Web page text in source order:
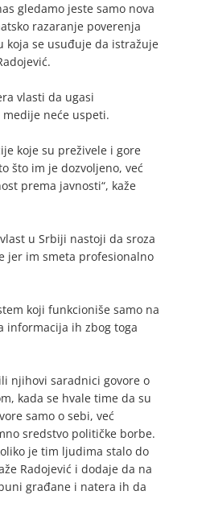
gledamo jeste samo nova
razaranje poverenja
koja se usuđuje da istražuje
vlasti da ugasi
neće uspeti.
koje su preživele i gore
što im je dozvoljeno, već
prema javnosti“, kaže
u Srbiji nastoji da sroza
jer im smeta profesionalno
koji funkcioniše samo na
informacija ih zbog toga
njihovi saradnici govore o
kada se hvale time da su
samo o sebi, već
sredstvo političke borbe.
je tim ljudima stalo do
Radojević i dodaje da na
građane i natera ih da